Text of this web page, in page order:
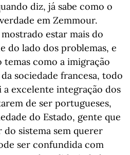
diz, já sabe como o
em Zemmour.
estar mais do
do lado dos problemas, e
temas como a imigração
sociedade francesa, todo
excelente integração dos
de ser portugueses,
do Estado, gente que
do sistema sem querer
ser confundida com